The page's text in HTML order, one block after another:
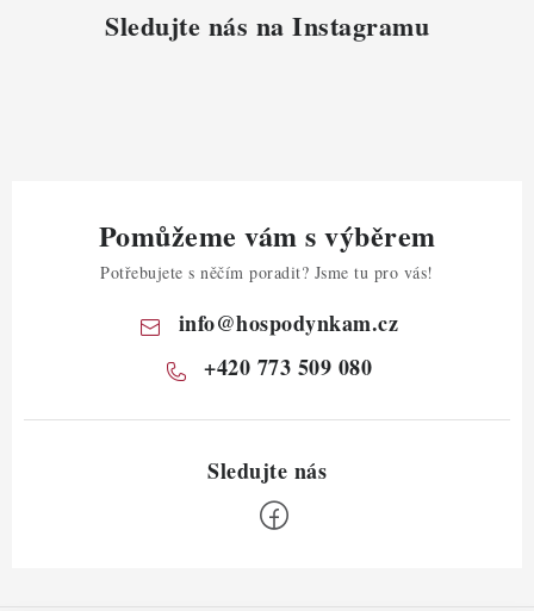
Sledujte nás na Instagramu
Pomůžeme vám s výběrem
Potřebujete s něčím poradit? Jsme tu pro vás!
info@hospodynkam.cz
+420 773 509 080